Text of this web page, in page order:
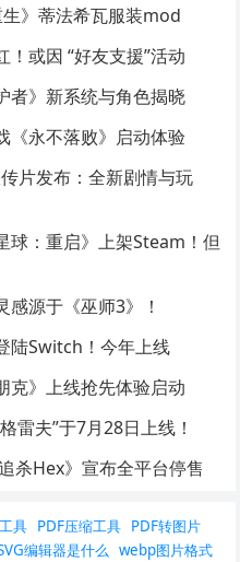
》蒂法希瓦服装mod
！或因 “好友支援”活动
者》新系统与角色揭晓
《永不落败》启动体验
片发布：全新剧情与玩
球：重启》上架Steam！但
感源于《巫师3》！
陆Switch！今年上线
克》上线抢先体验启动
雷夫”于7月28日上线！
杀Hex》宣布全平台停售
具 PDF压缩工具 PDF转图片
编辑器是什么 webp图片格式